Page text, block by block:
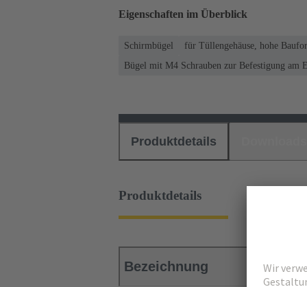
Eigenschaften im Überblick
Schirmbügel für Tüllengehäuse, hohe
Bügel mit M4 Schrauben zur Befestigung am
Produktdetails
Produktdetails
Bezeichnung